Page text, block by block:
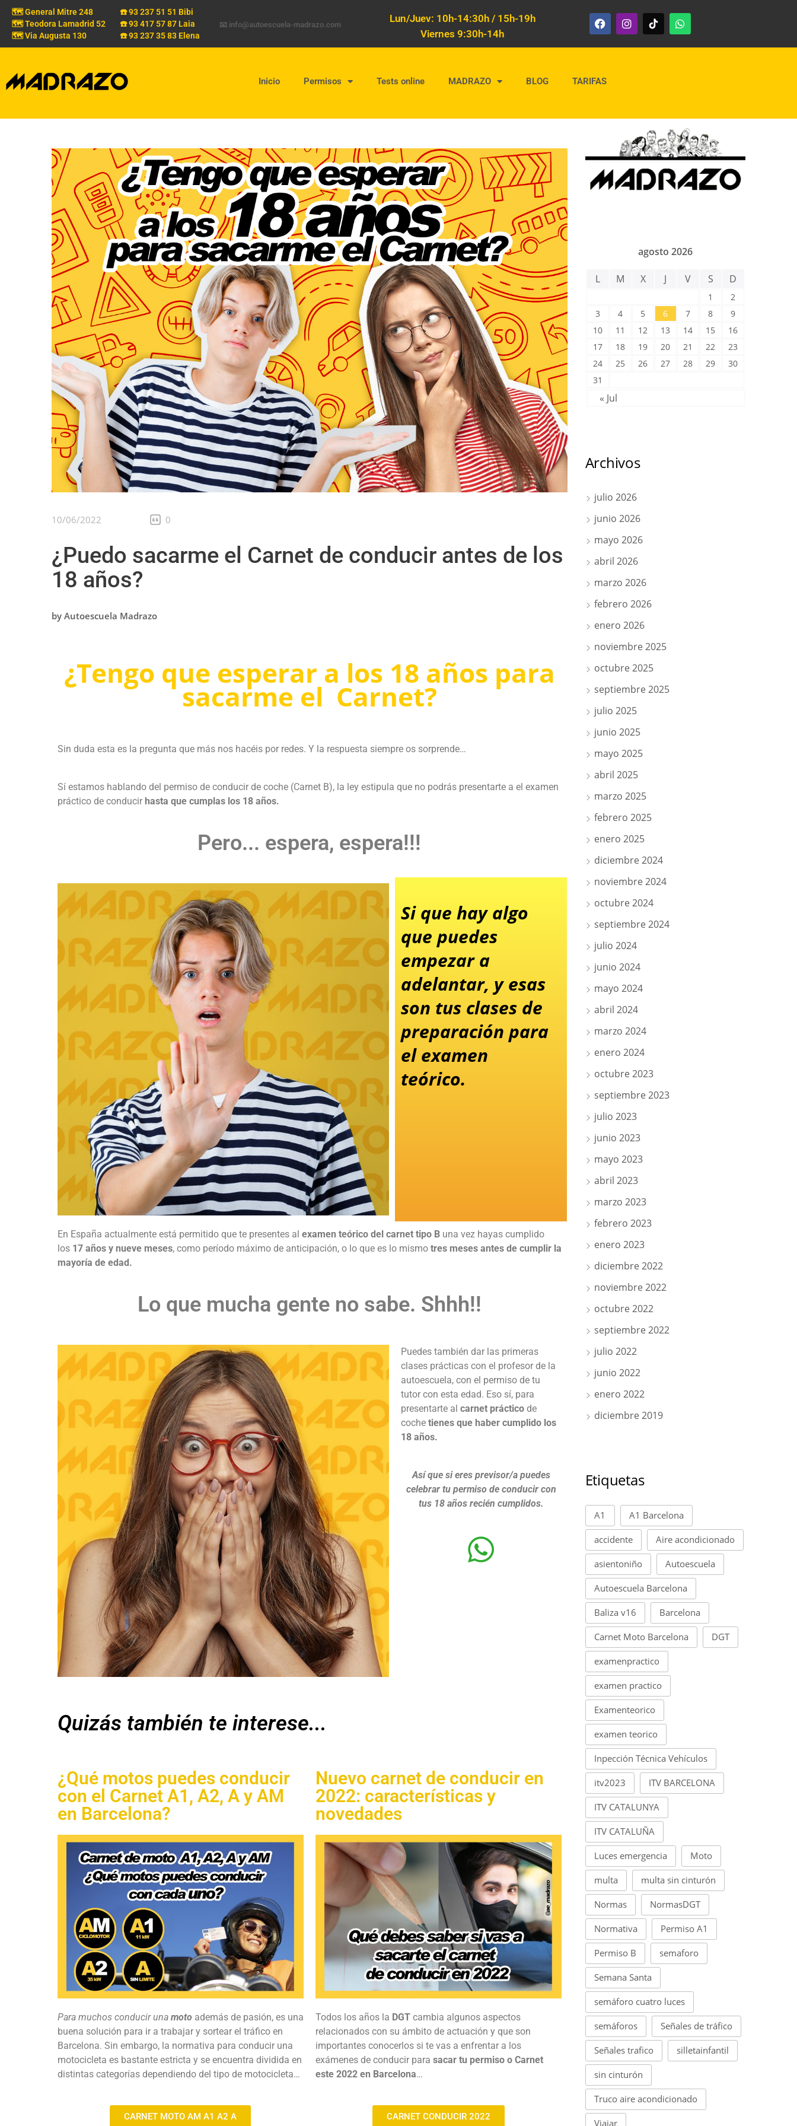
🗺️ General Mitre 248
🗺️ Teodora Lamadrid 52
🗺️ Via Augusta 130
☎️ 93 237 51 51 Bibi
☎️ 93 417 57 87 Laia
☎️ 93 237 35 83 Elena
📧 info@autoescuela-madrazo.com
Lun/Juev: 10h-14:30h / 15h-19h
Viernes 9:30h-14h
Inicio Permisos Tests online MADRAZO BLOG TARIFAS
10/06/2022 0
¿Puedo sacarme el Carnet de conducir antes de los
18 años?
by Autoescuela Madrazo
¿Tengo que esperar a los 18 años para
sacarme el Carnet?
Sin duda esta es la pregunta que más nos hacéis por redes. Y la respuesta siempre os sorprende…
Sí estamos hablando del permiso de conducir de coche (Carnet B), la ley estipula que no podrás presentarte a el examen
práctico de conducir hasta que cumplas los 18 años.
Pero... espera, espera!!!
Si que hay algo
que puedes
empezar a
adelantar, y esas
son tus clases de
preparación para
el examen
teórico.
En España actualmente está permitido que te presentes al examen teórico del carnet tipo Buna vez hayas cumplido
los 17 años y nueve meses, como período máximo de anticipación, o lo que es lo mismo tres meses antes de cumplir la
mayoría de edad.
Lo que mucha gente no sabe. Shhh!!
Puedes también dar las primeras
clases prácticas con el profesor de la
autoescuela, con el permiso de tu
tutor con esta edad. Eso sí, para
presentarte alcarnet práctico de
cochetienes que haber cumplido los
18 años.
Así que si eres previsor/a puedes
celebrar tu permiso de conducir con
tus 18 años recién cumplidos.
Quizás también te interese...
¿Qué motos puedes conducir
con el Carnet A1, A2, A y AM
en Barcelona?
Para muchos conducir una moto además de pasión, es una
buena solución para ir a trabajar y sortear el tráfico en
Barcelona. Sin embargo, la normativa para conducir una
motocicleta es bastante estricta y se encuentra dividida en
distintas categorías dependiendo del tipo de motocicleta…
CARNET MOTO AM A1 A2 A
Nuevo carnet de conducir en
2022: características y
novedades
Todos los años la DGTcambia algunos aspectos
relacionados con su ámbito de actuación y que son
importantes conocerlos si te vas a enfrentar a los
exámenes de conducir para sacar tu permiso o Carnet
este 2022 en Barcelona…
CARNET CONDUCIR 2022
agosto 2026
L M X J V S D
1
2
3
4 5 6 7 8
9
10
11 12 13 14 15
16
17
18 19 20 21 22
23
24
25 26 27 28 29
30
31
« Jul
Archivos
julio 2026
junio 2026
mayo 2026
abril 2026
marzo 2026
febrero 2026
enero 2026
noviembre 2025
octubre 2025
septiembre 2025
julio 2025
junio 2025
mayo 2025
abril 2025
marzo 2025
febrero 2025
enero 2025
diciembre 2024
noviembre 2024
octubre 2024
septiembre 2024
julio 2024
junio 2024
mayo 2024
abril 2024
marzo 2024
enero 2024
octubre 2023
septiembre 2023
julio 2023
junio 2023
mayo 2023
abril 2023
marzo 2023
febrero 2023
enero 2023
diciembre 2022
noviembre 2022
octubre 2022
septiembre 2022
julio 2022
junio 2022
enero 2022
diciembre 2019
Etiquetas
A1 A1 Barcelona
accidente Aire acondicionado
asientoniño Autoescuela
Autoescuela Barcelona
Baliza v16 Barcelona
Carnet Moto Barcelona DGT
examenpractico
examen practico
Examenteorico
examen teorico
Inpección Técnica Vehículos
itv2023 ITV BARCELONA
ITV CATALUNYA
ITV CATALUÑA
Luces emergencia Moto
multa multa sin cinturón
Normas NormasDGT
Normativa Permiso A1
Permiso B semaforo
Semana Santa
semáforo cuatro luces
semáforos Señales de tráfico
Señales trafico silletainfantil
sin cinturón
Truco aire acondicionado
Viajar